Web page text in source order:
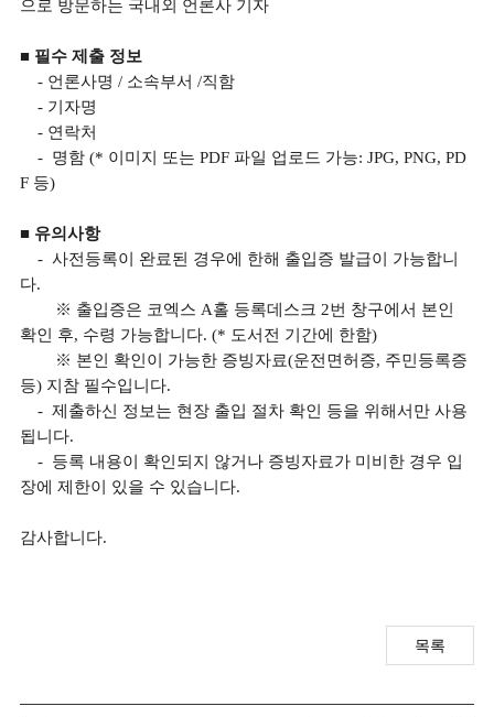
으로 방문하는 국내외 언론사 기자
■ 필수 제출 정보
- 언론사명 / 소속부서 /직함
- 기자명
- 연락처
- 명함 (* 이미지 또는 PDF 파일 업로드 가능: JPG, PNG, PD
F 등)
■ 유의사항
- 사전등록이 완료된 경우에 한해 출입증 발급이 가능합니
다.
※ 출입증은 코엑스 A홀 등록데스크 2번 창구에서 본인
확인 후, 수령 가능합니다. (* 도서전 기간에 한함)
※ 본인 확인이 가능한 증빙자료(운전면허증, 주민등록증
등) 지참 필수입니다.
- 제출하신 정보는 현장 출입 절차 확인 등을 위해서만 사용
됩니다.
- 등록 내용이 확인되지 않거나 증빙자료가 미비한 경우 입
장에 제한이 있을 수 있습니다.
감사합니다.
목록